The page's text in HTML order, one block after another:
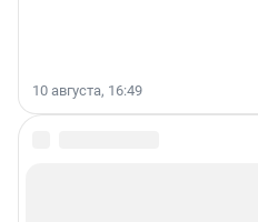
10 августа, 16:49